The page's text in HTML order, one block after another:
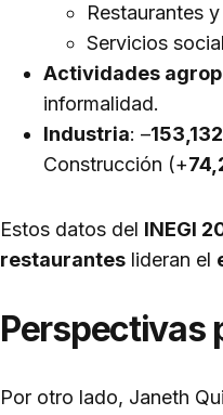
Restaurantes
Servicios
Actividades
informalidad.
Industria: –
Construcción (+
Estos datos del INEGI
restaurantes lideran el
Perspectivas
Por otro lado, Janeth